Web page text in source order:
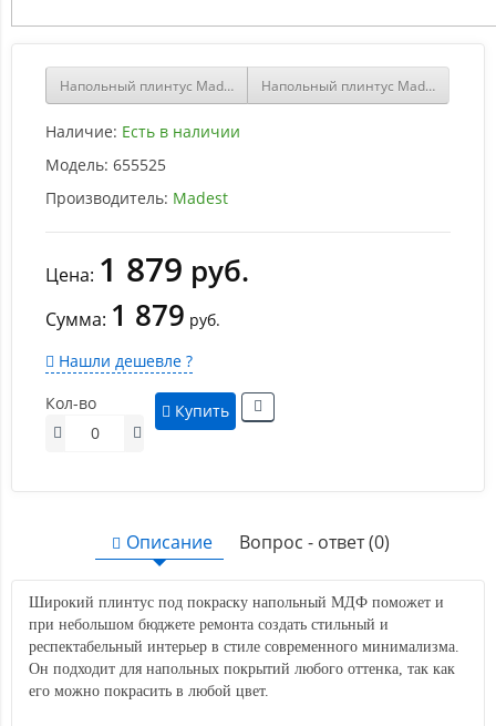
Напольный плинтус Madest Под покраску 14-083-12
Напольный плинтус Madest Под
Наличие: Есть в наличии
Модель: 655525
Производитель: Madest
Цена: 1 879 руб.
Сумма: 1 879 руб.
Нашли дешевле ?
Кол-во
Купить
Описание Вопрос - ответ (0)
Широкий плинтус под покраску напольный МДФ поможет и
при небольшом бюджете ремонта создать стильный и
респектабельный интерьер в стиле современного минимализма.
Он подходит для напольных покрытий любого оттенка, так как
его можно покрасить в любой цвет.